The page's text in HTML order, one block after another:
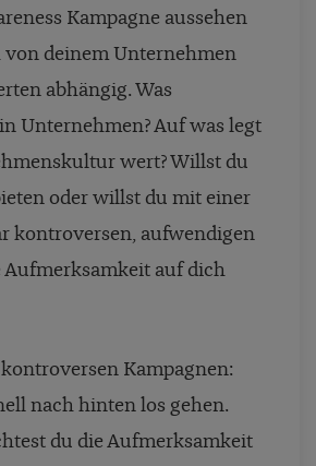
Kampagne aussehen
von deinem Unternehmen
abhängig. Was
Unternehmen? Auf was legt
wert? Willst du
oder willst du mit einer
kontroversen, aufwendigen
Aufmerksamkeit auf dich
Kampagnen:
nach hinten los gehen.
du die Aufmerksamkeit